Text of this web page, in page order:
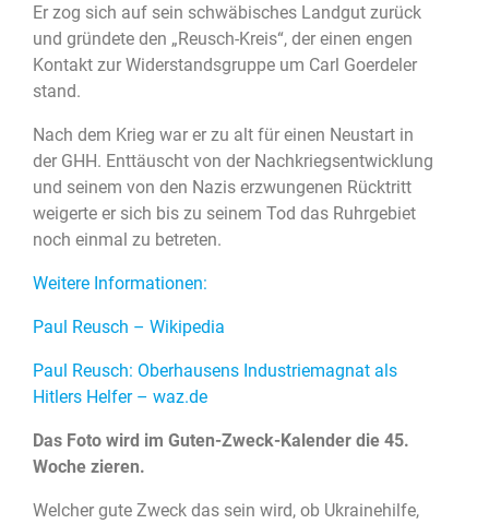
Er zog sich auf sein schwäbisches Landgut zurück
und gründete den „Reusch-Kreis“, der einen engen
Kontakt zur Widerstandsgruppe um Carl Goerdeler
stand.
Nach dem Krieg war er zu alt für einen Neustart in
der GHH. Enttäuscht von der Nachkriegsentwicklung
und seinem von den Nazis erzwungenen Rücktritt
weigerte er sich bis zu seinem Tod das Ruhrgebiet
noch einmal zu betreten.
Weitere Informationen:
Paul Reusch – Wikipedia
Paul Reusch: Oberhausens Industriemagnat als
Hitlers Helfer – waz.de
Das Foto wird im Guten-Zweck-Kalender die 45.
Woche zieren.
Welcher gute Zweck das sein wird, ob Ukrainehilfe,